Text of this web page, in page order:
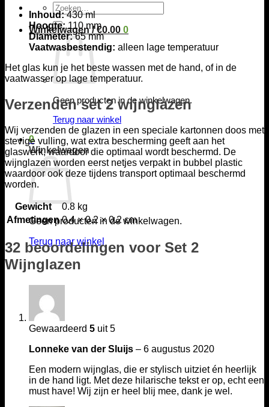
Zoeken
naar:
Winkelwagen /€0.00 0
Geen producten in de winkelwagen.
Terug naar winkel
0
Winkelwagen
Geen producten in de winkelwagen.
Terug naar winkel
Inhoud:430 ml
Hoogte:110 mm
Diameter:65 mm
Vaatwasbestendig: alleen lage temperatuur
Het glas kun je het beste wassen met de hand, of in de
vaatwasser op lage temperatuur.
Verzenden set 2 wijnglazen
Wij verzenden de glazen in een speciale kartonnen doos met
stevige vulling, wat extra bescherming geeft aan het
glaswerk, waardoor die optimaal wordt beschermd. De
wijnglazen worden eerst netjes verpakt in bubbel plastic
waardoor ook deze tijdens transport optimaal beschermd
worden.
Gewicht
0.8 kg
Afmetingen 0.4 × 0.2 × 0.2 cm
32 beoordelingen voor Set 2
Wijnglazen
Gewaardeerd 5 uit 5
Lonneke van der Sluijs – 6 augustus 2020
Een modern wijnglas, die er stylisch uitziet én heerlijk
in de hand ligt. Met deze hilarische tekst er op, echt een
must have! Wij zijn er heel blij mee, dank je wel.